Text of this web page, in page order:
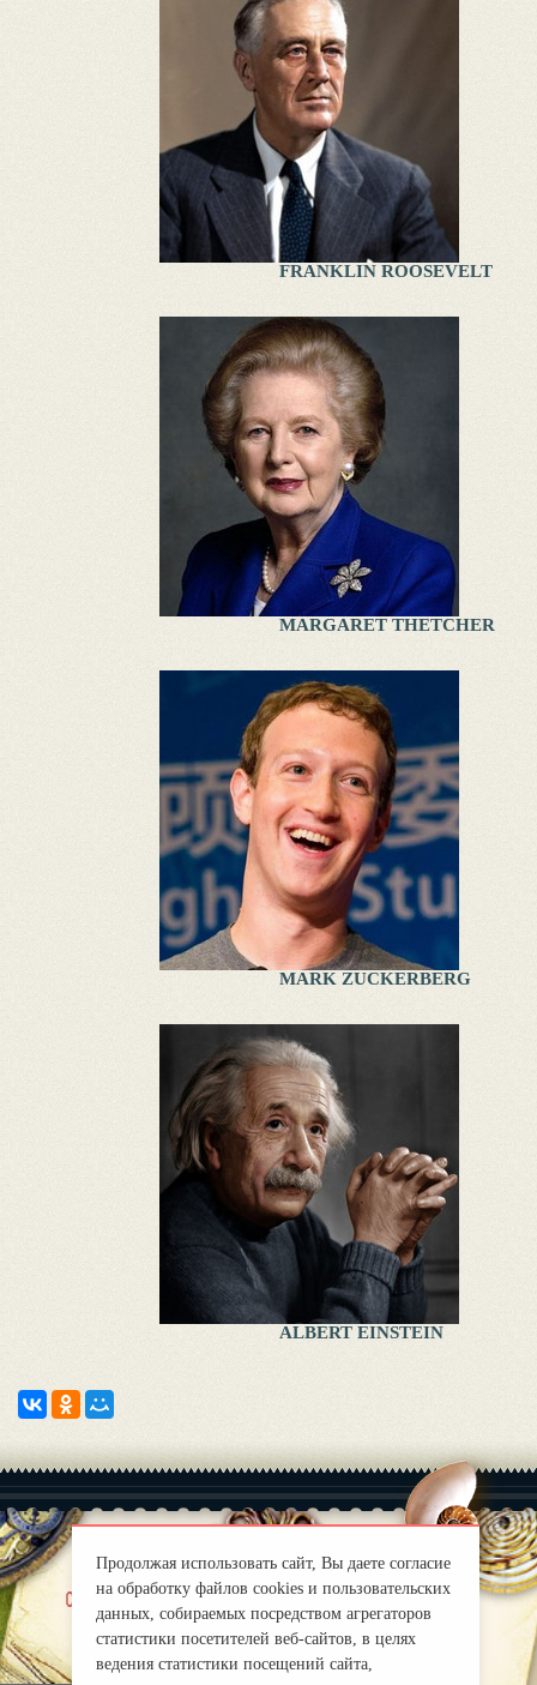
FRANKLIN ROOSEVELT
MARGARET THETCHER
MARK ZUCKERBERG
ALBERT EINSTEIN
chi siamo |
Правила
mirprognoz@mail.ru
Продолжая использовать сайт, Вы даете согласие
на обработку файлов cookies и пользовательских
данных, собираемых посредством агрегаторов
статистики посетителей веб-сайтов, в целях
ведения статистики посещений сайта,